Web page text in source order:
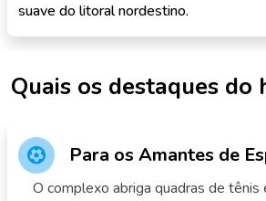
suave do litoral nordestino.
Quais os destaques do
Para os Amantes de
O complexo abriga quadras de tênis